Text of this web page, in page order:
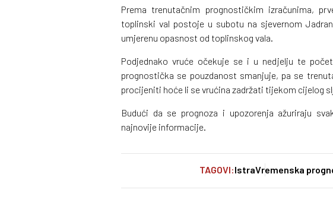
Prema trenutačnim prognostičkim izračunima,
toplinski val postoje u subotu na sjevernom
umjerenu opasnost od toplinskog vala.
Podjednako vruće očekuje se i u nedjelju te
prognostička se pouzdanost smanjuje, pa se
procijeniti hoće li se vrućina zadržati tijekom cijelog
Budući da se prognoza i upozorenja ažuriraju
najnovije informacije.
TAGOVI:IstraVremenska